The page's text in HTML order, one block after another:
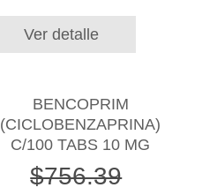
Ver detalle
BENCOPRIM
(CICLOBENZAPRINA)
C/100 TABS 10 MG
$756.39